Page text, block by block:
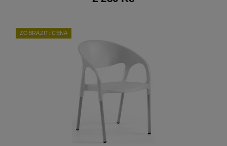
ZOBRAZIT: CENA